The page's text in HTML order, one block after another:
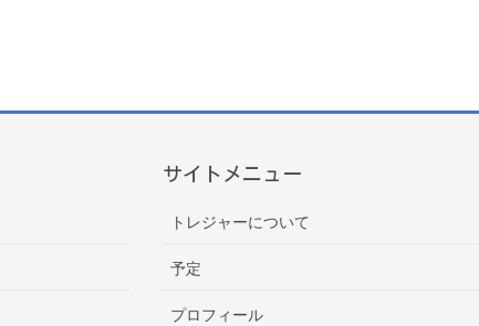
サイトメニュー
トレジャーについて
予定
プロフィール